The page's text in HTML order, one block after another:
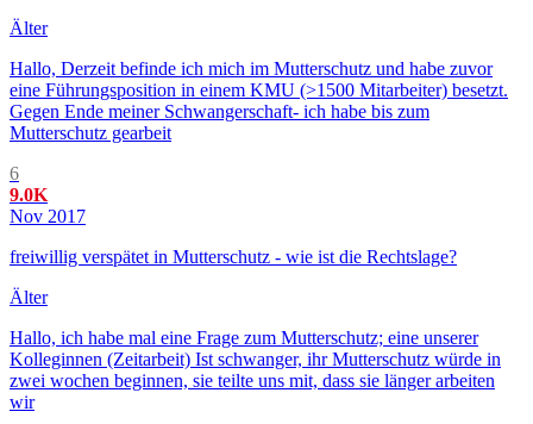
Älter
Hallo, Derzeit befinde ich mich im Mutterschutz und habe zuvor
eine Führungsposition in einem KMU (>1500 Mitarbeiter) besetzt.
Gegen Ende meiner Schwangerschaft- ich habe bis zum
Mutterschutz gearbeit
6
9.0K
Nov 2017
freiwillig verspätet in Mutterschutz - wie ist die Rechtslage?
Älter
Hallo, ich habe mal eine Frage zum Mutterschutz; eine unserer
Kolleginnen (Zeitarbeit) Ist schwanger, ihr Mutterschutz würde in
zwei wochen beginnen, sie teilte uns mit, dass sie länger arbeiten
wir